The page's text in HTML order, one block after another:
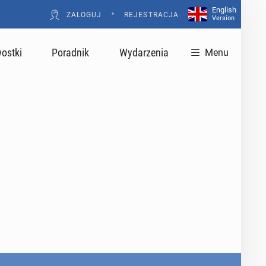
ZALOGUJ • REJESTRACJA
English
Version
Poradnik Wydarzenia Menu